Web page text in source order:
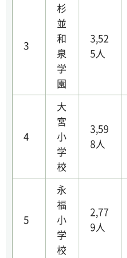
3
杉
並
和
泉
学
園
3,52
5人
4
大
宮
小
学
校
3,59
8人
5
永
福
小
学
校
2,77
9人